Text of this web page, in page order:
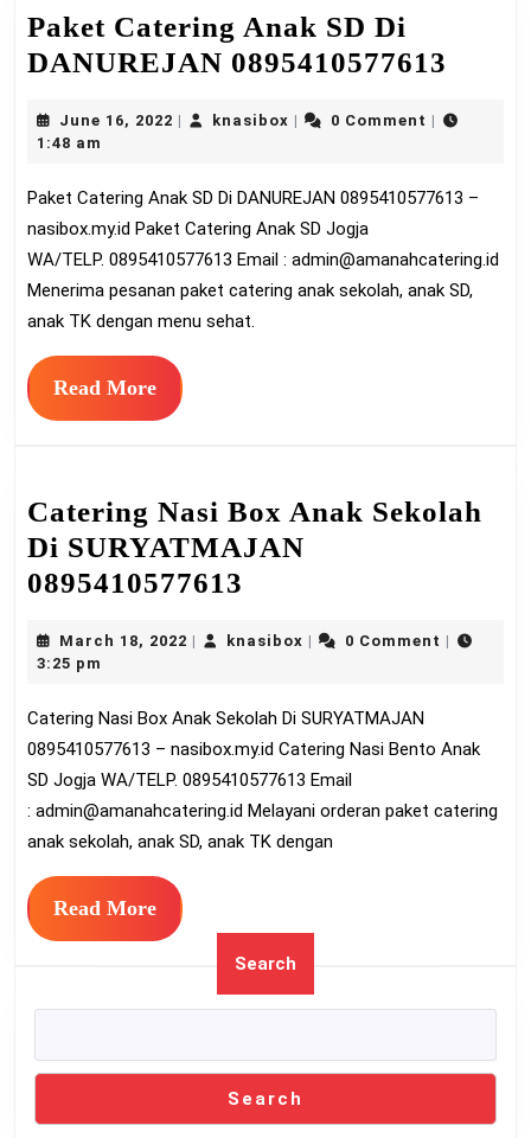
Paket Catering Anak SD Di
DANUREJAN 0895410577613
Anak
Di
June 16, 2022 June
| knasiboxknasibox
| 0 Comment |
1:48 am
Paket Catering Anak SD Di DANUREJAN 0895410577613 –
nasibox.my.id Paket Catering Anak SD Jogja
WA/TELP. 0895410577613 Email : admin@amanahcatering.id
Menerima pesanan paket catering anak sekolah, anak SD,
anak TK dengan menu sehat.
Read MoreRead
More
Catering Nasi Box Anak Sekolah
Di SURYATMAJAN
0895410577613
Box
Sekolah
Di
SURYATMAJAN
0895410577613
March 18, 2022 March
| knasiboxknasibox
| 0 Comment |
3:25 pm
Catering Nasi Box Anak Sekolah Di SURYATMAJAN
0895410577613 – nasibox.my.id Catering Nasi Bento Anak
SD Jogja WA/TELP. 0895410577613 Email
: admin@amanahcatering.id Melayani orderan paket catering
anak sekolah, anak SD, anak TK dengan
Read MoreRead
More
Search
Search